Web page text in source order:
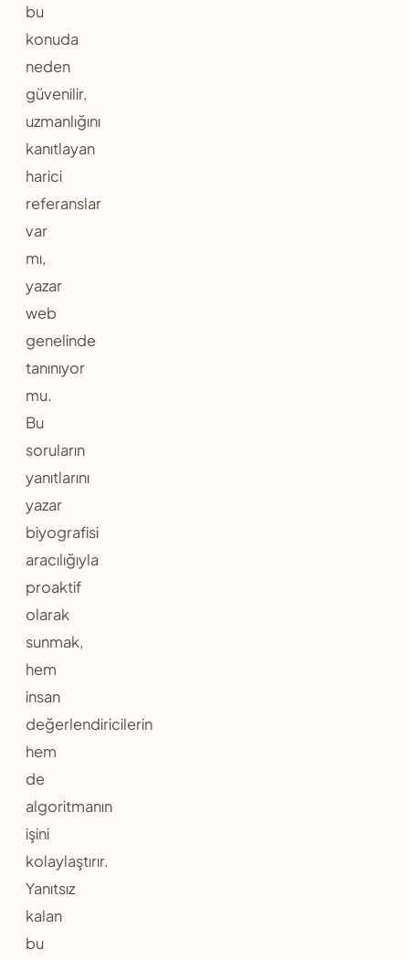
bu
konuda
neden
güvenilir,
uzmanlığını
kanıtlayan
harici
referanslar
var
mı,
yazar
web
genelinde
tanınıyor
mu.
Bu
soruların
yanıtlarını
yazar
biyografisi
aracılığıyla
proaktif
olarak
sunmak,
hem
insan
değerlendiricilerin
hem
de
algoritmanın
işini
kolaylaştırır.
Yanıtsız
kalan
bu